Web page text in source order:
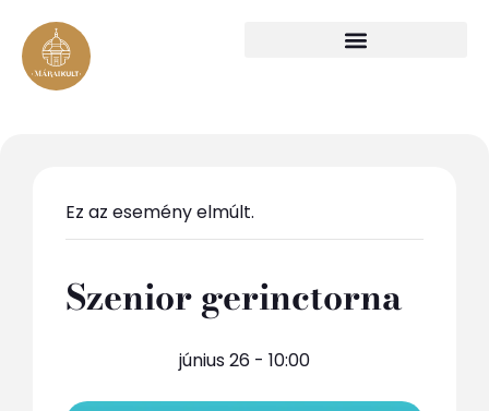
Ez az esemény elmúlt.
Szenior gerinctorna
június 26 - 10:00